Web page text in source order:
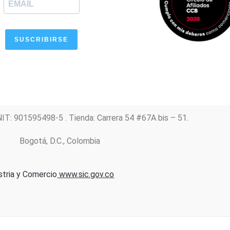
SUSCRIBIRSE
901595498-5 . Tienda: Carrera 54 #67A bis – 51.
Bogotá, D.C., Colombia
y Comercio www.sic.gov.co